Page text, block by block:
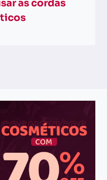
as cordas